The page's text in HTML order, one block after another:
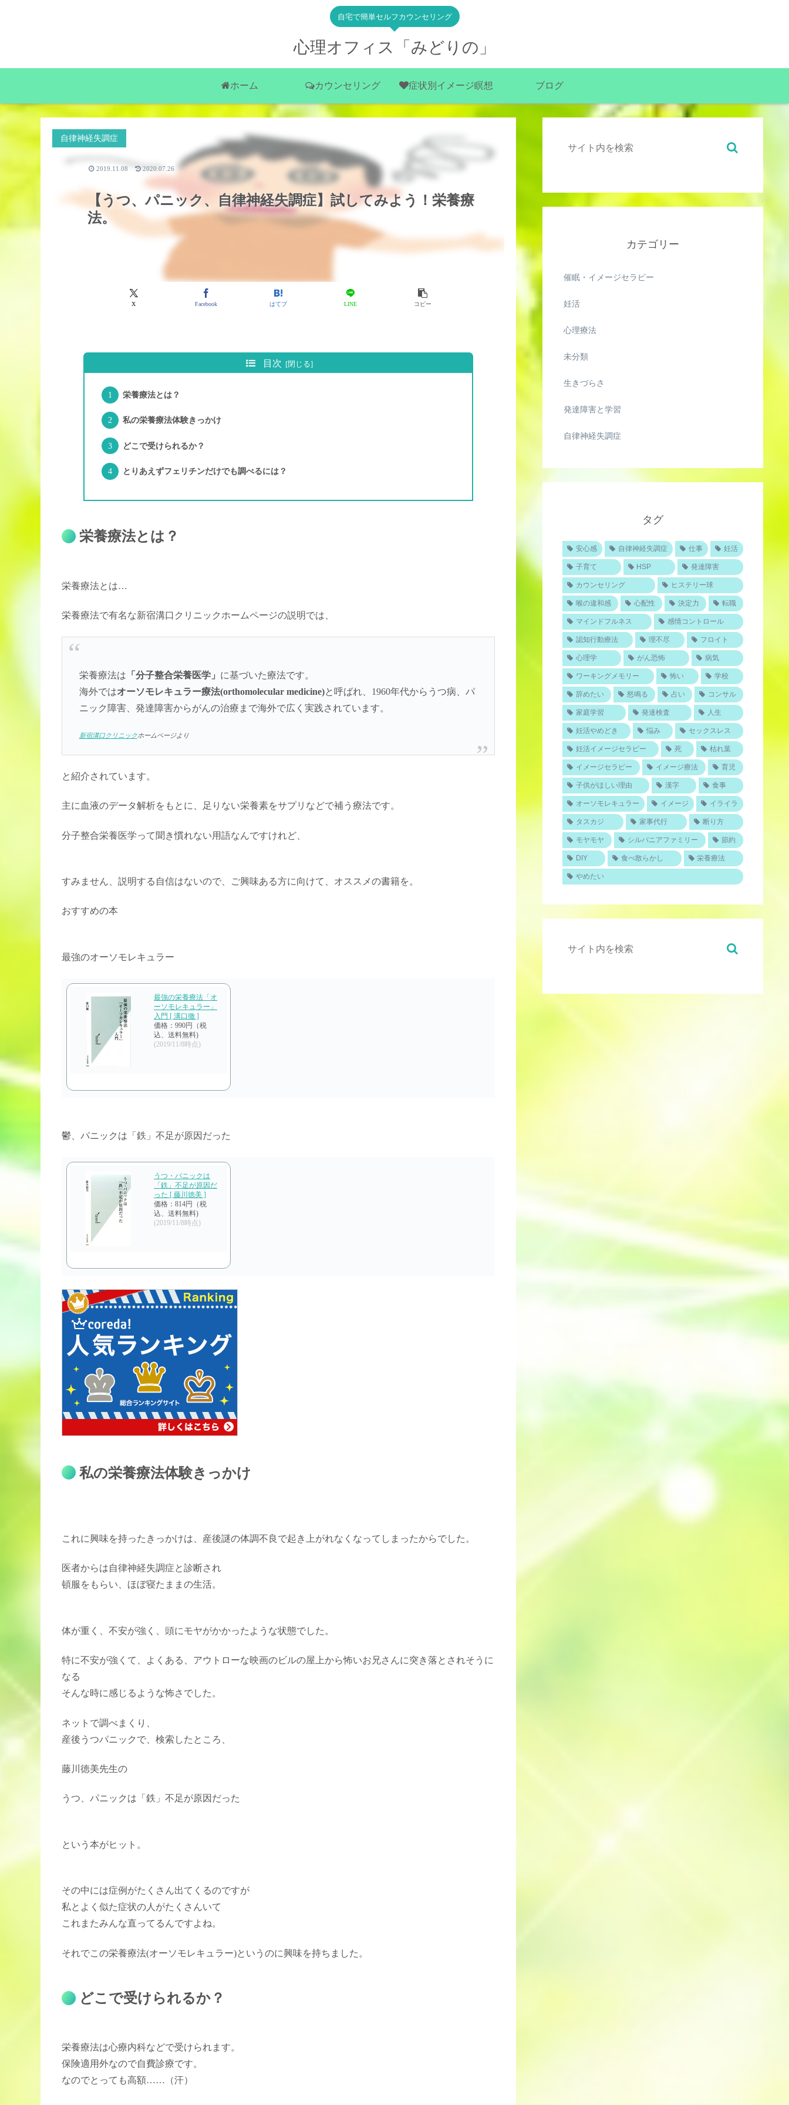
自宅で簡単セルフカウンセリング
心理オフィス「みどりの」
ホーム カウンセリング 症状別イメージ瞑想 ブログ
【うつ、パニック、自律神経失調症】試してみよう！栄養療
法。
自律神経失調症
X Facebook はてブ LINE コピー
2019.11.08 2020.07.26
目次
栄養療法とは？
私の栄養療法体験きっかけ
どこで受けられるか？
とりあえずフェリチンだけでも調べるには？
栄養療法とは？
栄養療法とは…
栄養療法で有名な新宿溝口クリニックホームページの説明では、
栄養療法は 「分子整合栄養医学」 に基づいた療法です。
海外ではオーソモレキュラー療法(orthomolecular medicine)と呼ばれ、1960年代からうつ病、パ
ニック障害、発達障害からがんの治療まで海外で広く実践されています。
新宿溝口クリニックホームページより
と紹介されています。
主に血液のデータ解析をもとに、足りない栄養素をサプリなどで補う療法です。
分子整合栄養医学って聞き慣れない用語なんですけれど、
すみません、説明する自信はないので、ご興味ある方に向けて、オススメの書籍を。
おすすめの本
最強のオーソモレキュラー
最強の栄養療法「オ
ーソモレキュラー」
入門 [ 溝口徹 ]
価格：990円（税
込、送料無料)
(2019/11/8時点)
鬱、パニックは「鉄」不足が原因だった
うつ・パニックは
「鉄」不足が原因だ
った [ 藤川徳美 ]
価格：814円（税
込、送料無料)
(2019/11/8時点)
私の栄養療法体験きっかけ
これに興味を持ったきっかけは、産後謎の体調不良で起き上がれなくなってしまったからでした。
医者からは自律神経失調症と診断され
頓服をもらい、ほぼ寝たままの生活。
体が重く、不安が強く、頭にモヤがかかったような状態でした。
特に不安が強くて、よくある、アウトローな映画のビルの屋上から怖いお兄さんに突き落とされそうに
なる
そんな時に感じるような怖さでした。
ネットで調べまくり、
産後うつパニックで、検索したところ、
藤川徳美先生の
うつ、パニックは「鉄」不足が原因だった
という本がヒット。
その中には症例がたくさん出てくるのですが
私とよく似た症状の人がたくさんいて
これまたみんな直ってるんですよね。
それでこの栄養療法(オーソモレキュラー)というのに興味を持ちました。
どこで受けられるか？
栄養療法は心療内科などで受けられます。
保険適用外なので自費診療です。
なのでとっても高額……（汗）
カテゴリー
催眠・イメージセラピー
妊活
心理療法
未分類
生きづらさ
発達障害と学習
自律神経失調症
タグ
安心感 自律神経失調症 仕事 妊活
子育て HSP 発達障害
カウンセリング ヒステリー球
喉の違和感 心配性 決定力 転職
マインドフルネス 感情コントロール
認知行動療法 理不尽 フロイト
心理学 がん恐怖 病気
ワーキングメモリー 怖い 学校
辞めたい 怒鳴る 占い コンサル
家庭学習 発達検査 人生
妊活やめどき 悩み セックスレス
妊活イメージセラピー 死 枯れ葉
イメージセラピー イメージ療法 育児
子供がほしい理由 漢字 食事
オーソモレキュラー イメージ イライラ
タスカジ 家事代行 断り方
モヤモヤ シルバニアファミリー 節約
DIY 食べ散らかし 栄養療法
やめたい